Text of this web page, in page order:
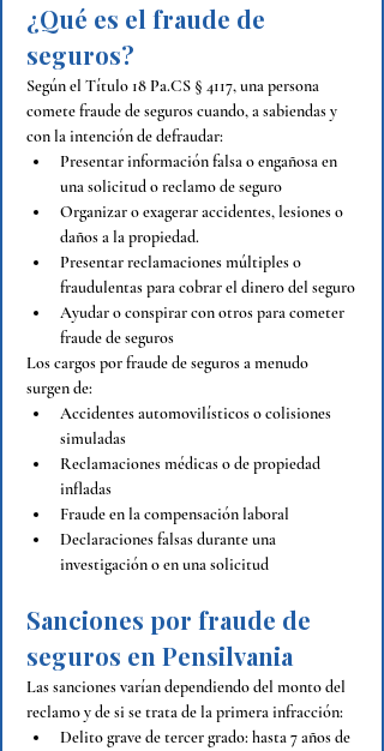
¿Qué es el fraude de
seguros?
Según el Título 18 Pa.CS § 4117, una persona
comete fraude de seguros cuando, a sabiendas y
con la intención de defraudar:
Presentar información falsa o engañosa en
una solicitud o reclamo de seguro
Organizar o exagerar accidentes, lesiones o
daños a la propiedad.
Presentar reclamaciones múltiples o
fraudulentas para cobrar el dinero del seguro
Ayudar o conspirar con otros para cometer
fraude de seguros
Los cargos por fraude de seguros a menudo
surgen de:
Accidentes automovilísticos o colisiones
simuladas
Reclamaciones médicas o de propiedad
infladas
Fraude en la compensación laboral
Declaraciones falsas durante una
investigación o en una solicitud
Sanciones por fraude de
seguros en Pensilvania
Las sanciones varían dependiendo del monto del
reclamo y de si se trata de la primera infracción:
Delito grave de tercer grado: hasta 7 años de